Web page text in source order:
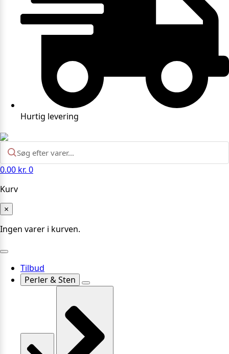
Hurtig levering
0.00 kr. 0
Kurv
×
Ingen varer i kurven.
Tilbud
Perler & Sten